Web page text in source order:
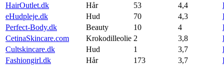
HairOutlet.dk
Hår 53 4,4
eHudpleje.dk
Hud 70 4,3
Perfect-Body.dk
Beauty 10 4
CetinaSkincare.com
Krokodilleolie 2 3,8
Cultskincare.dk
Hud 1 3,7
Fashiongirl.dk
Hår 173 3,7